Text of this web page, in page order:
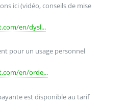
ici (vidéo, conseils de mise
en/dysl...
pour un usage personnel
en/orde...
est disponible au tarif